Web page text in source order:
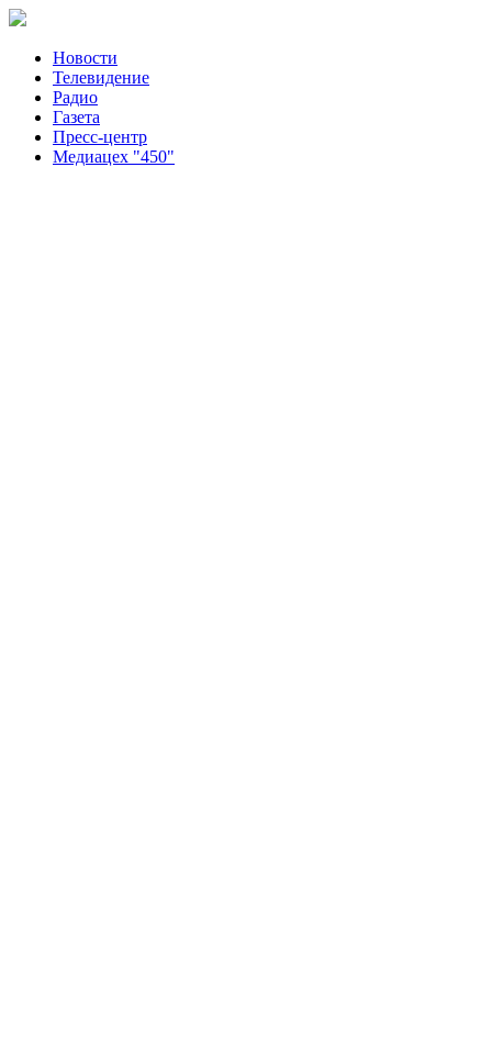
Новости
Телевидение
Радио
Газета
Пресс-центр
Медиацех "450"